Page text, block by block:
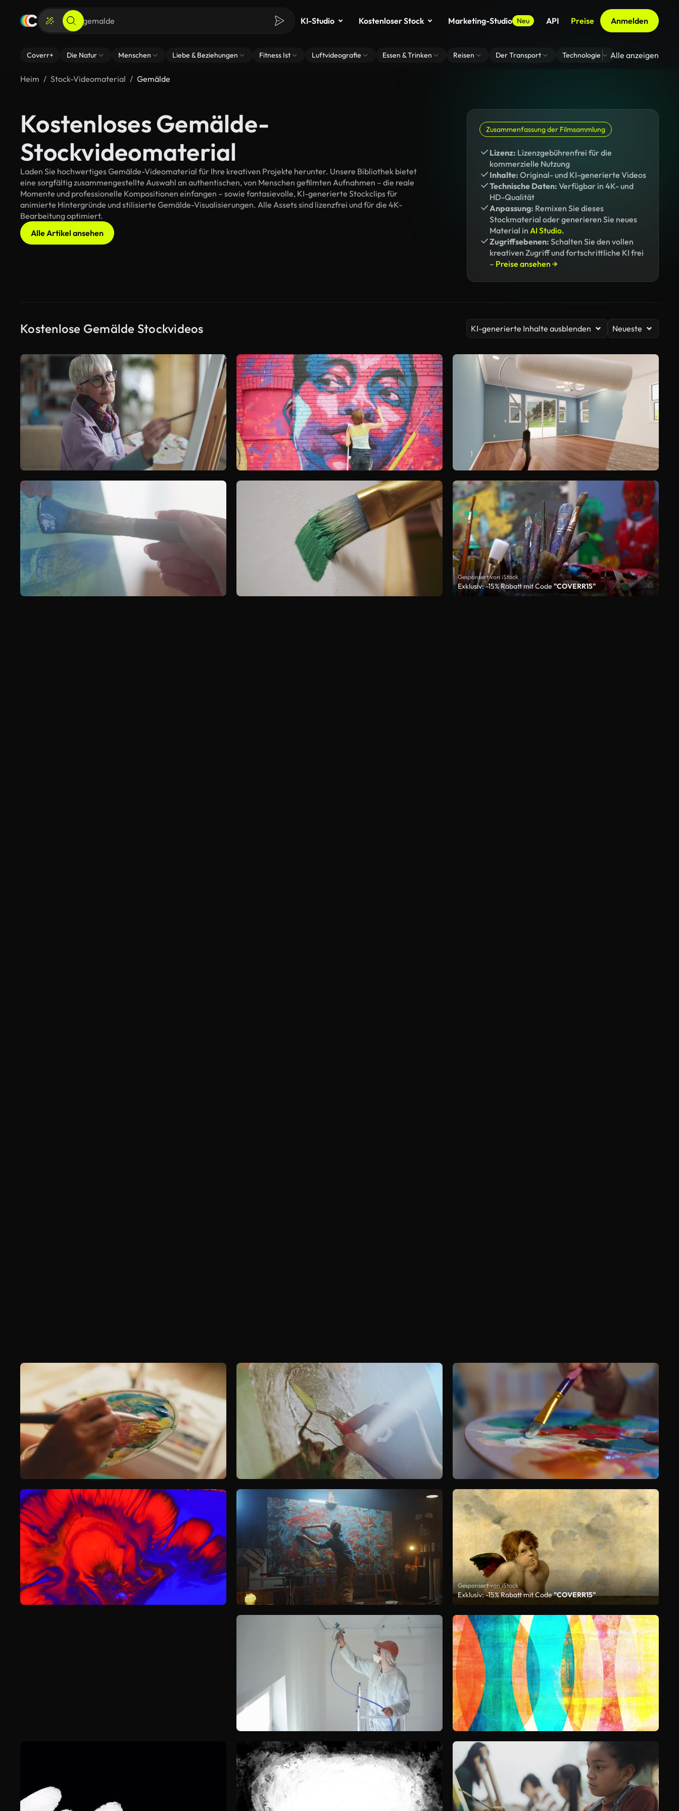
KI-Studio Kostenloser Stock Marketing-Studio Neu API Preise Anmelden
Coverr+ Die Natur Menschen Liebe & Beziehungen Fitness Ist Luftvideografie Essen & Trinken Reisen Der Transport Technologie Zoom Virtuelle
Alle anzeigen
Heim Stock-Videomaterial Gemälde
Kostenloses Gemälde-
Stockvideomaterial
Laden Sie hochwertiges Gemälde-Videomaterial für Ihre kreativen Projekte herunter. Unsere Bibliothek bietet
eine sorgfältig zusammengestellte Auswahl an authentischen, von Menschen gefilmten Aufnahmen – die reale
Momente und professionelle Kompositionen einfangen – sowie fantasievolle, KI-generierte Stockclips für
animierte Hintergründe und stilisierte Gemälde-Visualisierungen. Alle Assets sind lizenzfrei und für die 4K-
Bearbeitung optimiert.
Alle Artikel ansehen
Zusammenfassung der Filmsammlung
Lizenz: Lizenzgebührenfrei für die
kommerzielle Nutzung
Inhalte: Original- und KI-generierte Videos
Technische Daten: Verfügbar in 4K- und
HD-Qualität
Anpassung: Remixen Sie dieses
Stockmaterial oder generieren Sie neues
Material in AI Studio.
Zugriffsebenen: Schalten Sie den vollen
kreativen Zugriff und fortschrittliche KI frei
– Preise ansehen →
Kostenlose Gemälde Stockvideos KI-generierte Inhalte ausblenden Neueste
Gesponsert von iStock
Exklusiv: -15% Rabatt mit Code "COVERR15"
Gesponsert von iStock
Exklusiv: -15% Rabatt mit Code"COVERR15"